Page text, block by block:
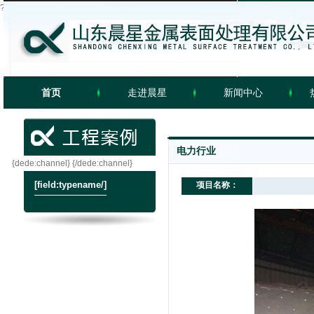
?
首页 走进晨星 新闻中心
工程案例 banner
{dede:channel}
[field:typename/]
{/dede:channel}
电力行业
项目名称：